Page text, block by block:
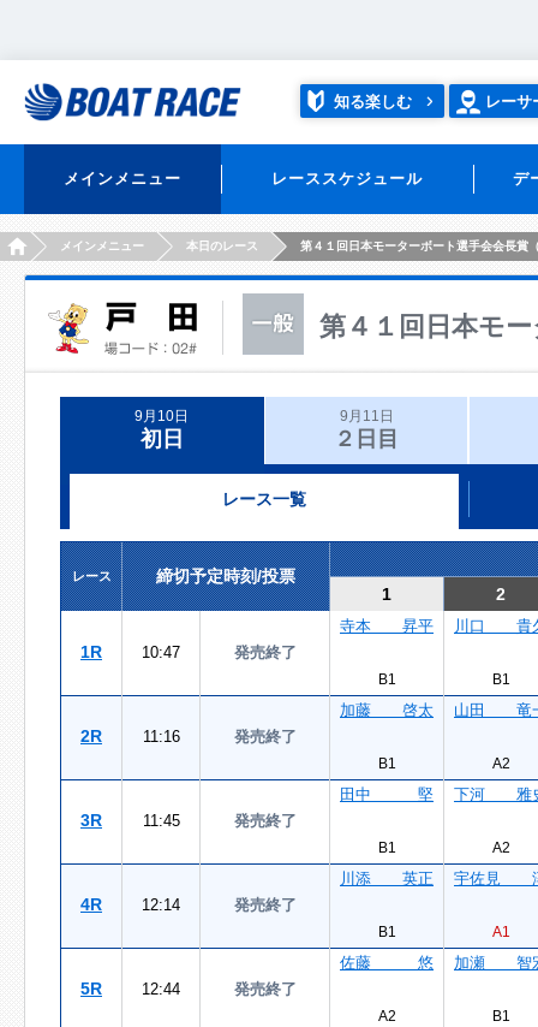
知る楽しむ レーサ
メインメニュー レーススケジュール デ
HOMEメインメニュー 本日のレース 第４１回日本モーターボート選手会会長賞
第４１回日本モ
9月10日
初日
9月11日
２日目
レース一覧
レース
締切予定時刻/投票
1
2
1R 10:47 発売終了
寺本 昇平
B1
川口 貴
B1
2R 11:16 発売終了
加藤 啓太
B1
山田 竜
A2
3R 11:45 発売終了
田中 堅
B1
下河 雅
A2
4R 12:14 発売終了
川添 英正
B1
宇佐見
A1
5R 12:44 発売終了
佐藤 悠
A2
加瀬 智
B1